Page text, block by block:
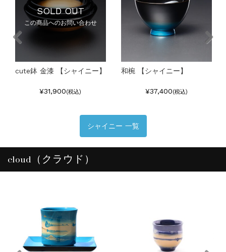
SOLD OUT
この商品へのお問い合わせ
cute鉢 金漆 【シャイニー】
¥31,900(税込)
和椀 【シャイニー】
¥37,400(税込)
シャイニー 一覧
cloud（クラウド）